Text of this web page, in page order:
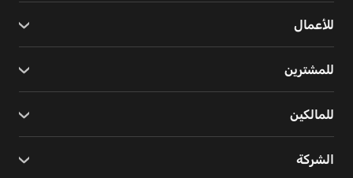
للأعمال
للمشترين
للمالكين
الشركة